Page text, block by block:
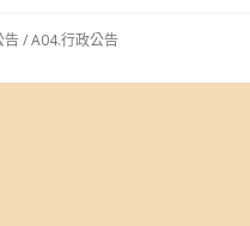
告/A04.行政公告